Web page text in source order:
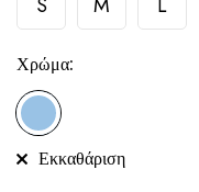
S M L
Χρώμα:
Εκκαθάριση